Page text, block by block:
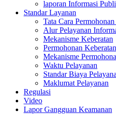
laporan Informasi
Standar Layanan
Tata Cara
Alur Pelayanan
Mekanisme Keberatan
Permohonan Keberatan
Mekanisme
Waktu Pelayanan
Standar Biaya
Maklumat Pelayanan
Regulasi
Video
Lapor Gangguan Keamanan